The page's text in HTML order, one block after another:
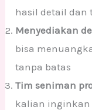
hasil detail dan
Menyediakan
bisa
tanpa batas
Tim seniman
kalian inginkan